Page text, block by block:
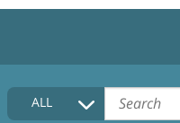
HOME
COLLECTIONS DESCRIPTION
ALL